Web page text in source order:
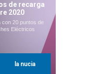
de recarga
2020
con 20 puntos de
Eléctricos
la nucia